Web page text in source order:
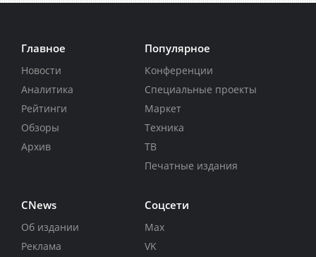
Главное
Новости
Аналитика
Рейтинги
Обзоры
Архив
Популярное
Конференции
Специальные проекты
Маркет
Техника
ТВ
Печатные издания
CNews
Об издании
Реклама
Соцсети
Max
VK